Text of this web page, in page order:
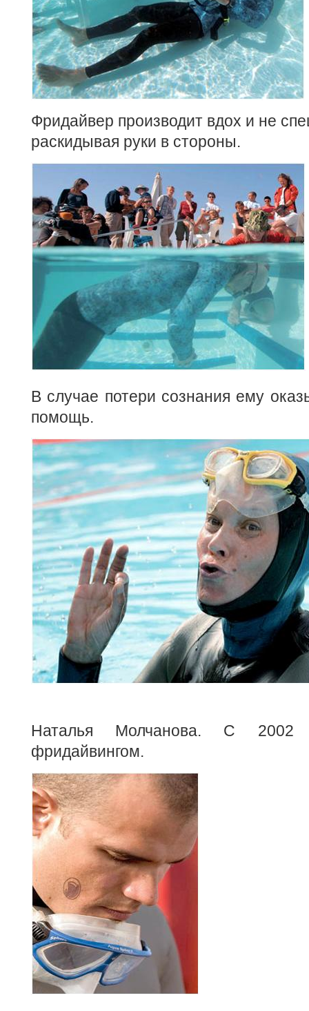
Фридайвер производит вдох и не
раскидывая руки в стороны.
В случае потери сознания ему
помощь.
Наталья Молчанова. С 2002
фридайвингом.